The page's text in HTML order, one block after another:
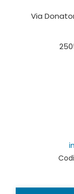
Via